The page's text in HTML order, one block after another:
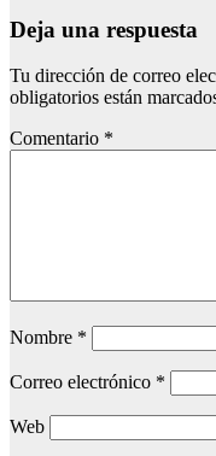
Deja una respuesta
Tu dirección de correo
obligatorios están
Comentario *
Nombre *
Correo electrónico *
Web